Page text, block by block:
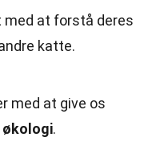
med at forstå deres
katte.
med at give os
økologi.